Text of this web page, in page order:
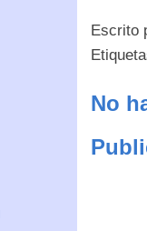
Escrito
No